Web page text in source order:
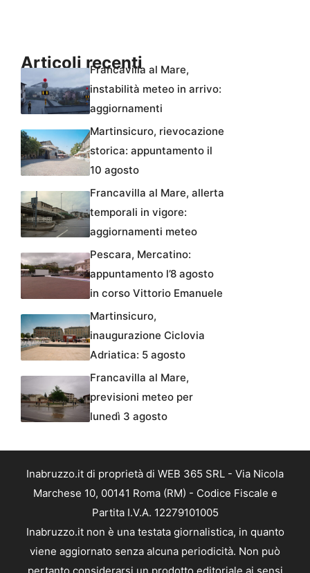
Articoli recenti
Francavilla al Mare,
instabilità meteo in arrivo:
aggiornamenti
Martinsicuro, rievocazione
storica: appuntamento il
10 agosto
Francavilla al Mare, allerta
temporali in vigore:
aggiornamenti meteo
Pescara, Mercatino:
appuntamento l’8 agosto
in corso Vittorio Emanuele
Martinsicuro,
inaugurazione Ciclovia
Adriatica: 5 agosto
Francavilla al Mare,
previsioni meteo per
lunedì 3 agosto
Inabruzzo.it di proprietà di WEB 365 SRL - Via Nicola
Marchese 10, 00141 Roma (RM) - Codice Fiscale e
Partita I.V.A. 12279101005
Inabruzzo.it non è una testata giornalistica, in quanto
viene aggiornato senza alcuna periodicità. Non può